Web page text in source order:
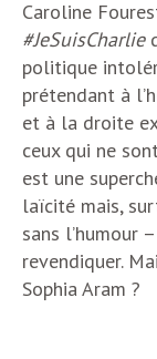
Caroline
#JeSuisCharlie
politique
prétendant à
et à la droite
ceux qui ne
est une
laïcité mais,
sans l’humour
revendiquer.
Sophia Aram ?